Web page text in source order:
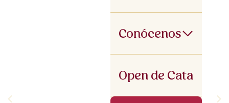
Conócenos
Open de Cata